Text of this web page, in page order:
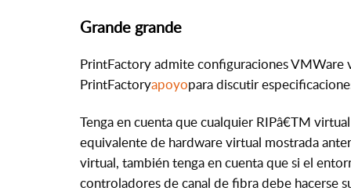
Grande grande
PrintFactory admite configuraciones VMWare
PrintFactoryapoyopara discutir
Tenga en cuenta que cualquier RIPâ€TM
equivalente de hardware virtual mostrada
virtual, también tenga en cuenta que si el
controladores de canal de fibra debe hacerse